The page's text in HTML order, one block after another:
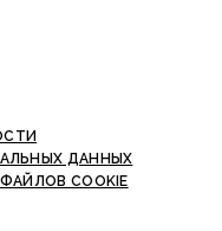
ДАННЫХ
COOKIE